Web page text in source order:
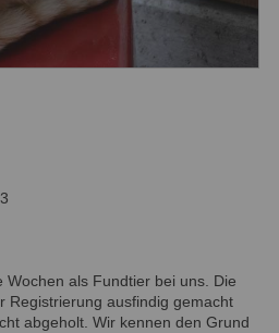
Wochen als Fundtier bei uns. Die
Registrierung ausfindig gemacht
abgeholt. Wir kennen den Grund